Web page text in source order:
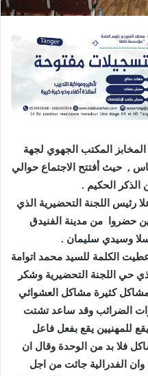
المخابز المكتب الجهوي لجهة
, حيث أفتتح الاجتماع حوالي
الذكر الحكيم .
رئيس اللجنة التحضيرية الذي
حضروا من مدينة الفنيدق
وسيدي سليمان .
الكلمة للسيد محمد اتوامة
حي اللجنة التحضيرية وشكر
كثيرة مشاكل العشوائي
الضرائب وقد ساعد تشتت
للمهنيين يقع بفعل فاعل
فلا بد من الوحدة وقال ان
الفدرالية جائت من اجل